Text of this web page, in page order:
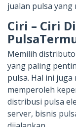
jualan pulsa yang
Ciri – Ciri
Memilih
yang paling
pulsa. Hal ini
memperoleh
distribusi pulsa
server, bisnis